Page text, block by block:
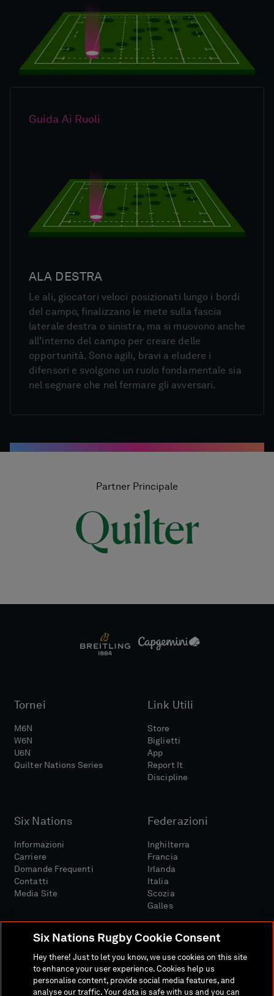
Guida Ai Ruoli
ALA DESTRA
Le ali, giocatori veloci posizionati lungo i bordi
del campo, finalizzano le mete sulla fascia
laterale destra o sinistra, ma si muovono anche
all'interno del campo per creare delle
opportunità. Sono agili, bravi a eludere i
difensori e svolgono un ruolo fondamentale sia
nel segnare che nel fermare gli avversari.
Partner Principale
Tornei
M6N
W6N
U6N
Quilter Nations Series
Link Utili
Store
Biglietti
App
Report It
Discipline
Six Nations
Informazioni
Carriere
Domande Frequenti
Contatti
Media Site
Federazioni
Inghilterra
Francia
Irlanda
Italia
Scozia
Galles
Sito MediaTermini E Condizioni
Six Nations Rugby Cookie Consent
Hey there! Just to let you know, we use cookies on this site
to enhance your user experience. Cookies help us
personalise content, provide social media features, and
analyse our traffic. Your data is safe with us and you can